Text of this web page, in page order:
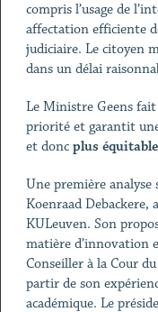
compris l’usage de
affectation efficiente
judiciaire. Le citoyen
dans un délai
Le Ministre Geens fait
priorité et garantit
et donc plus équitable
Une première analyse
Koenraad Debackere,
KULeuven. Son
matière d’innovation
Conseiller à la Cour
partir de son
académique. Le